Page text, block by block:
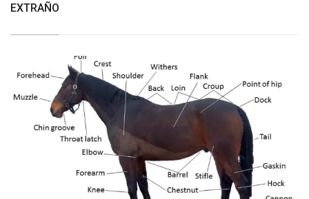
EXTRAÑO